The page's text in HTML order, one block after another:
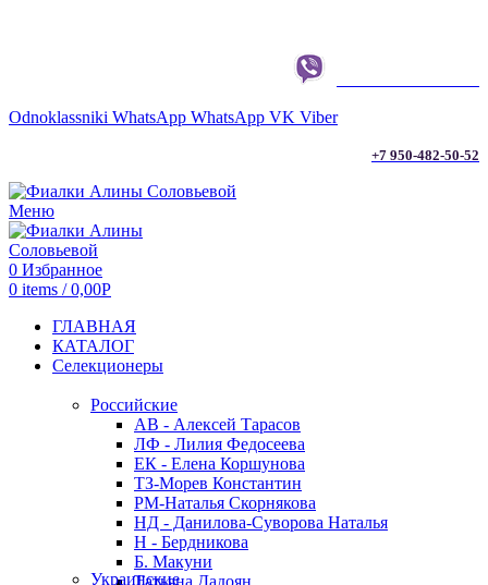
Odnoklassniki WhatsApp WhatsApp VK Viber
+7 950-482-50-52
Меню
0 Избранное
0 items / 0,00Р
ГЛАВНАЯ
КАТАЛОГ
Селекционеры
Российские
АВ - Алексей Тарасов
ЛФ - Лилия Федосеева
ЕК - Елена Коршунова
ТЗ-Морев Константин
РМ-Наталья Скорнякова
НД - Данилова-Суворова Наталья
Н - Бердникова
Б. Макуни
Татьяна Дадоян
Украинские